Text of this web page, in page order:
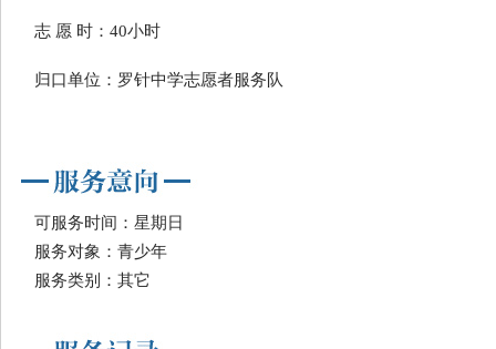
志 愿 时：40小时
归口单位：罗针中学志愿者服务队
可服务时间：星期日
服务对象：青少年
服务类别：其它